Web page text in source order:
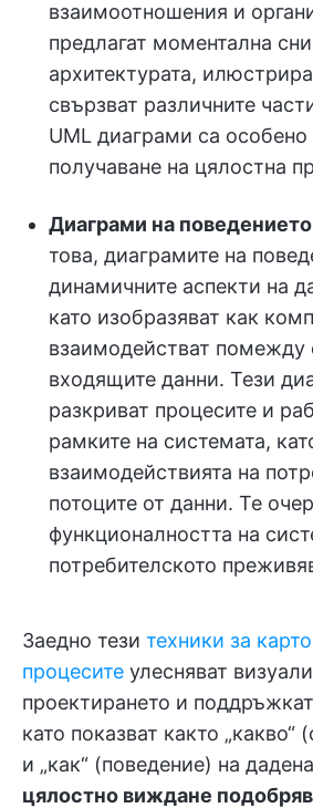
взаимоотношения и
предлагат моментална
архитектурата,
свързват различните
UML диаграми са особено
получаване на цялостна
Диаграми на
това, диаграмите на
динамичните аспекти на
като изобразяват как
взаимодействат помежду
входящите данни. Тези
разкриват процесите и
рамките на системата,
взаимодействията на
потоците от данни. Те
функционалността на
потребителското
Заедно тези техники за
процесите улесняват
проектирането и
като показват както „какво“
и „как“ (поведение) на
цялостно виждане